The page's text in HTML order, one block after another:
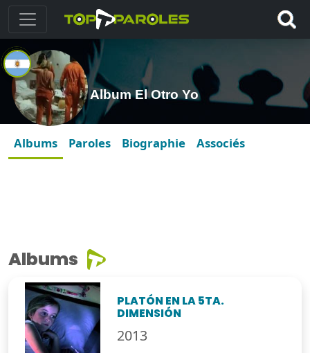
Album El Otro Yo
Albums Paroles Biographie Associés
Albums
PLATÓN EN LA 5TA.
DIMENSIÓN
2013